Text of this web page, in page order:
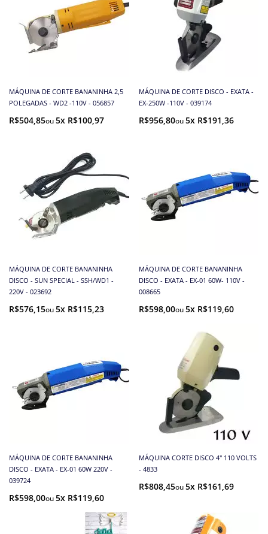
MÁQUINA DE CORTE BANANINHA 2,5
POLEGADAS - WD2 -110V - 056857
R$504,85 5x R$100,97
MÁQUINA DE CORTE DISCO - EXATA -
EX-250W -110V - 039174
R$956,80 5x R$191,36
MÁQUINA DE CORTE BANANINHA
DISCO - SUN SPECIAL - SSH/WD1 -
220V - 023692
R$576,15 5x R$115,23
MÁQUINA DE CORTE BANANINHA
DISCO - EXATA - EX-01 60W- 110V -
008665
R$598,00 5x R$119,60
MÁQUINA DE CORTE BANANINHA
DISCO - EXATA - EX-01 60W 220V -
039724
R$598,00 5x R$119,60
MÁQUINA CORTE DISCO 4'' 110 VOLTS
- 4833
R$808,45 5x R$161,69